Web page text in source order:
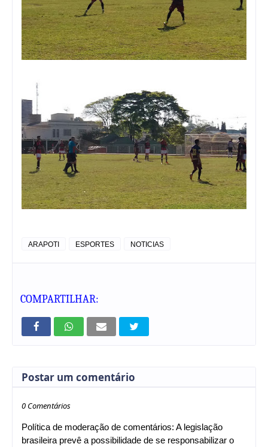
ARAPOTI ESPORTES NOTICIAS
COMPARTILHAR:
Postar um comentário
0 Comentários
Política de moderação de comentários: A legislação
brasileira prevê a possibilidade de se responsabilizar o